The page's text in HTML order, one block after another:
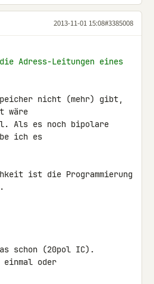
2013-11-01 15:08#3385008
Adress-Leitungen eines
nicht (mehr) gibt,
wäre
Als es noch bipolare
ich es
ist die Programmierung
.
schon (20pol IC).
einmal oder